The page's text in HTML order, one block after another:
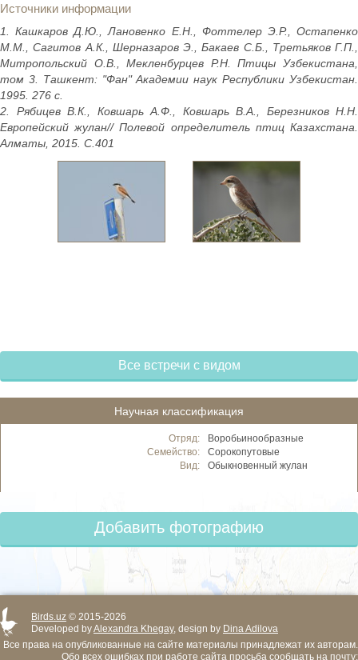
Источники информации
1. Кашкаров Д.Ю., Лановенко Е.Н., Фоттелер Э.Р., Остапенко
М.М., Сагитов А.К., Шерназаров Э., Бакаев С.Б., Третьяков Г.П.,
Митропольский О.В., Мекленбурцев Р.Н. Птицы Узбекистана,
том 3. Ташкент: "Фан" Академии наук Республики Узбекистан.
1995. 276 с.
2. Рябицев В.К., Ковшарь А.Ф., Ковшарь В.А., Березников Н.Н.
Европейский жулан// Полевой определитель птиц Казахстана.
Алматы, 2015. С.401
Все встречи с видом
Научная классификация
Отряд:
Воробьинообразные
Семейство:
Сорокопутовые
Вид:
Обыкновенный жулан
Добавить фотографию
Birds.uz © 2015-2026
Developed byAlexandra Khegay, design by Dina Adilova
Все права на опубликованные на сайте материалы принадлежат их авторам.
Обо всех ошибках при работе сайта просьба сообщать на почту: